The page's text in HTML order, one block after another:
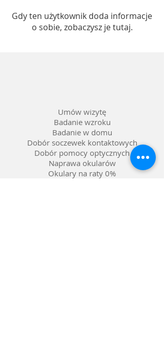
Gdy ten użytkownik doda informacje
o sobie, zobaczysz je tutaj.
Umów wizytę
Badanie wzroku
Badanie w domu
Dobór soczewek kontaktowych
Dobór pomocy optycznych
Naprawa okularów
Okulary na raty 0%